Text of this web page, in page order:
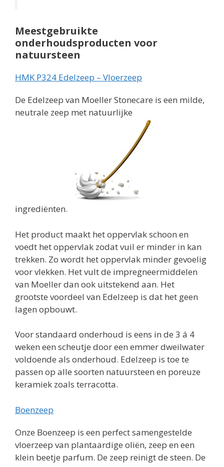
Meestgebruikte
onderhoudsproducten voor
natuursteen
HMK P324 Edelzeep – Vloerzeep
De Edelzeep van Moeller Stonecare is een milde,
neutrale zeep met natuurlijke
ingrediënten.
Het product maakt het oppervlak schoon en
voedt het oppervlak zodat vuil er minder in kan
trekken. Zo wordt het oppervlak minder gevoelig
voor vlekken. Het vult de impregneermiddelen
van Moeller dan ook uitstekend aan. Het
grootste voordeel van Edelzeep is dat het geen
lagen opbouwt.
Voor standaard onderhoud is eens in de 3 á 4
weken een scheutje door een emmer dweilwater
voldoende als onderhoud. Edelzeep is toe te
passen op alle soorten natuursteen en poreuze
keramiek zoals terracotta.
Boenzeep
Onze Boenzeep is een perfect samengestelde
vloerzeep van plantaardige oliën, zeep en een
klein beetje parfum. De zeep reinigt de steen. De